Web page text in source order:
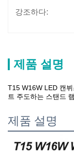
강조하다:
제품 설명
T15 W16W LED 캔
트 주도하는 스탠드
제품 설명